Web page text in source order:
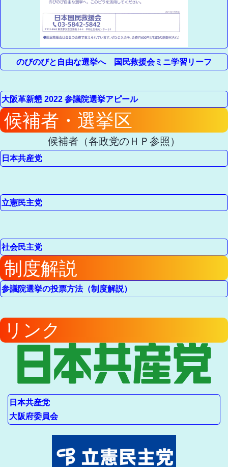
のびのびと自由な選挙へ 国民救援会ミニ学習リーフ
大阪革新懇 2022 参議院選挙アピール
候補者・選挙区
候補者（各政党のＨＰ参照）
日本共産党
立憲民主党
社会民主党
制度解説
参議院選挙の投票方法（制度解説）
リンク
日本共産党
大阪府委員会